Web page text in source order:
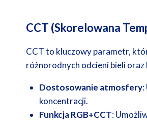
CCT (Skorelowana
CCT to kluczowy parametr,
różnorodnych odcieni bieli oraz
Dostosowanie atmosfery:
koncentracji.
Funkcja RGB+CCT: